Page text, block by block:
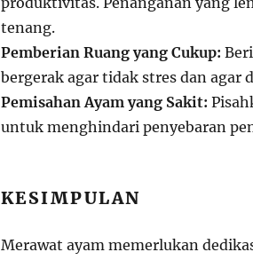
tenang.
Pemberian Ruang yang Cukup:
bergerak agar tidak stres dan agar
Pemisahan Ayam yang Sakit:
untuk menghindari penyebaran
KESIMPULAN
Merawat ayam memerlukan